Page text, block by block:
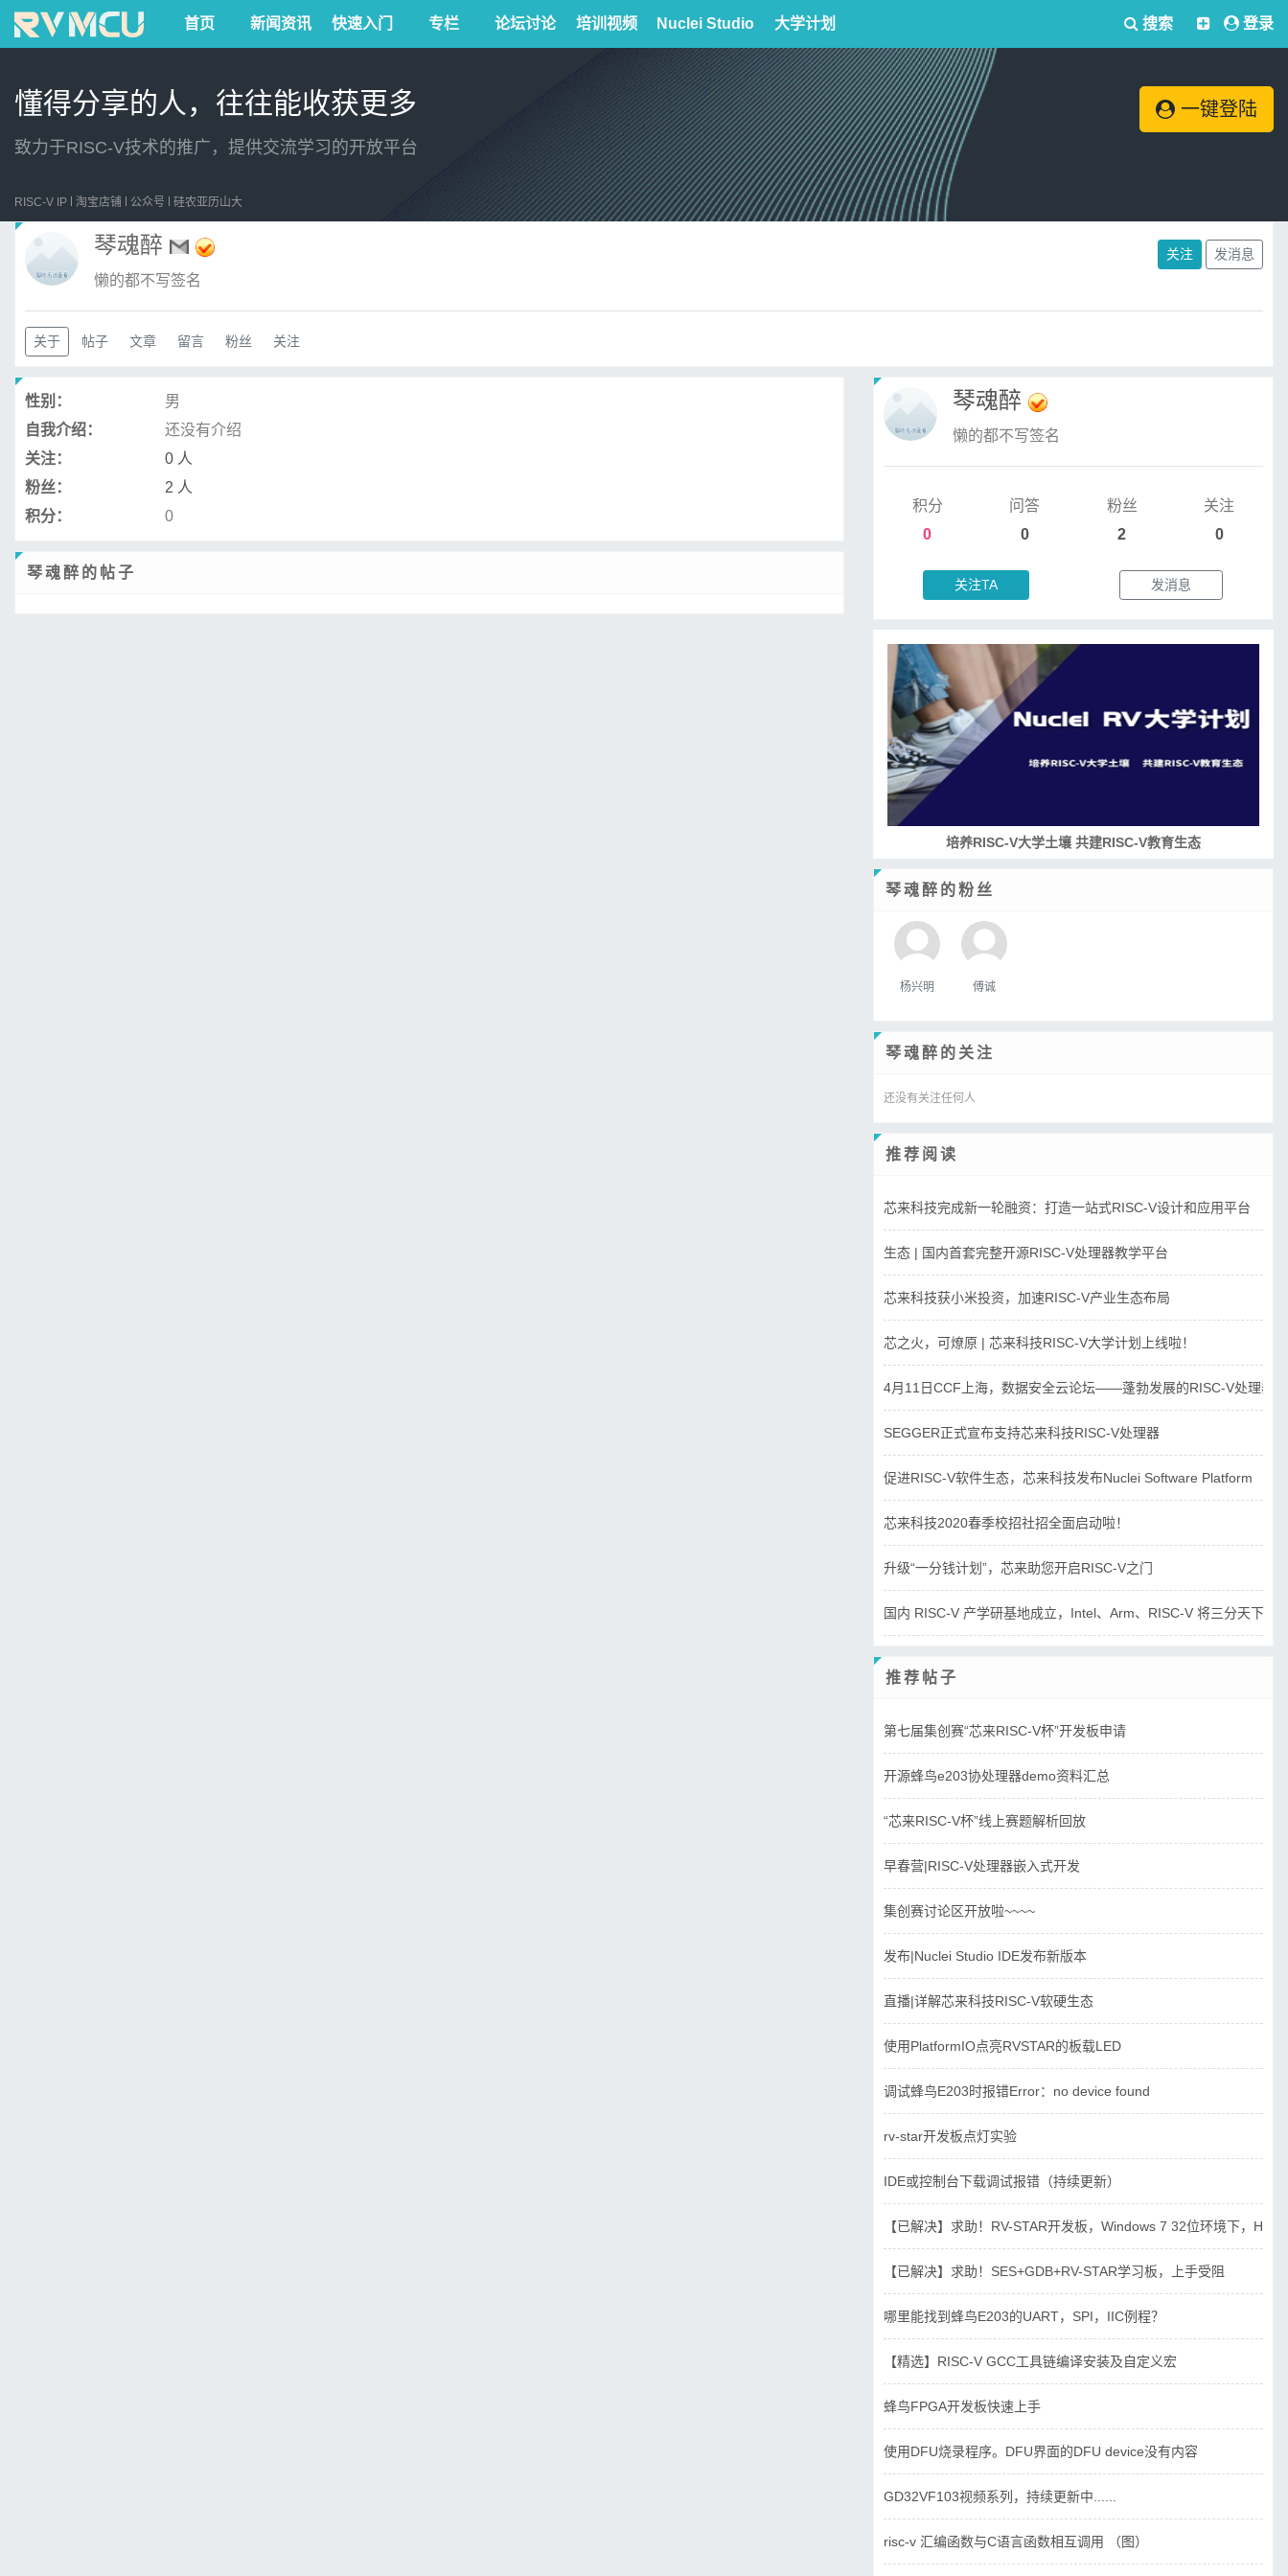
首页 新闻资讯 快速入门 专栏 论坛讨论 培训视频 Nuclei Studio 大学计划 搜索 登录
懂得分享的人，往往能收获更多
致力于RISC-V技术的推广，提供交流学习的开放平台
一键登陆
RISC-V IP 淘宝店铺 公众号 硅农亚历山大
琴魂醉
懒的都不写签名
关注 发消息
关于 帖子 文章 留言 粉丝 关注
性别：
男
自我介绍：
还没有介绍
关注：
0 人
粉丝：
2 人
积分：
0
琴魂醉的帖子
琴魂醉
懒的都不写签名
积分
0
问答
0
粉丝
2
关注
0
关注TA 发消息
RISC-V处理器设计系列课程
琴魂醉的粉丝
杨兴明 傅诚
琴魂醉的关注
还没有关注任何人
推荐阅读
芯来科技完成新一轮融资：打造一站式RISC-V设计和应用平台
生态 | 国内首套完整开源RISC-V处理器教学平台
芯来科技获小米投资，加速RISC-V产业生态布局
芯之火，可燎原 | 芯来科技RISC-V大学计划上线啦！
4月11日CCF上海，数据安全云论坛——蓬勃发展的RISC-V处理器
SEGGER正式宣布支持芯来科技RISC-V处理器
促进RISC-V软件生态，芯来科技发布Nuclei Software Platform
芯来科技2020春季校招社招全面启动啦！
升级“一分钱计划”，芯来助您开启RISC-V之门
国内 RISC-V 产学研基地成立，Intel、Arm、RISC-V 将三分天下？
推荐帖子
第七届集创赛“芯来RISC-V杯”开发板申请
开源蜂鸟e203协处理器demo资料汇总
“芯来RISC-V杯”线上赛题解析回放
早春营|RISC-V处理器嵌入式开发
集创赛讨论区开放啦~~~~
发布|Nuclei Studio IDE发布新版本
直播|详解芯来科技RISC-V软硬生态
使用PlatformIO点亮RVSTAR的板载LED
调试蜂鸟E203时报错Error：no device found
rv-star开发板点灯实验
IDE或控制台下载调试报错（持续更新）
【已解决】求助！RV-STAR开发板，Windows 7 32位环境下，
【已解决】求助！SES+GDB+RV-STAR学习板，上手受阻
哪里能找到蜂鸟E203的UART，SPI，IIC例程？
【精选】RISC-V GCC工具链编译安装及自定义宏
蜂鸟FPGA开发板快速上手
使用DFU烧录程序。DFU界面的DFU device没有内容
GD32VF103视频系列，持续更新中......
risc-v 汇编函数与C语言函数相互调用 （图）